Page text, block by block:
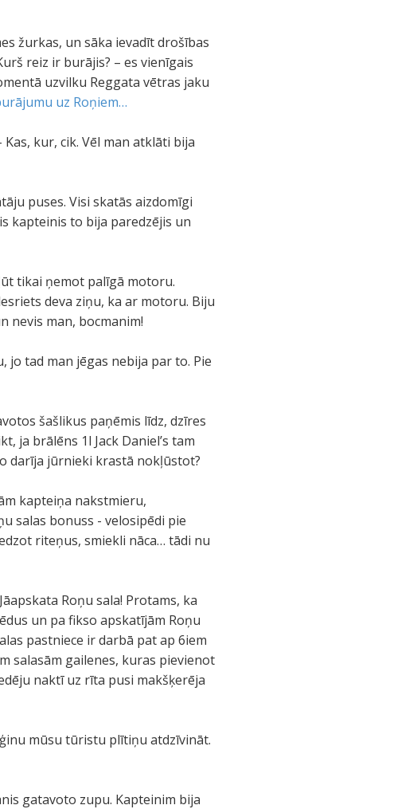
žurkas, un sāka ievadīt drošības
reiz ir burājis? – es vienīgais
uzvilku Reggata vētras jaku
uz Roņiem…
kur, cik. Vēl man atklāti bija
puses. Visi skatās aizdomīgi
kapteinis to bija paredzējis un
tikai ņemot palīgā motoru.
deva ziņu, ka ar motoru. Biju
nevis man, bocmanim!
jo tad man jēgas nebija par to. Pie
šašlikus paņēmis līdz, dzīres
ja brālēns 1l Jack Daniel’s tam
darīja jūrnieki krastā nokļūstot?
kapteiņa nakstmieru,
salas bonuss - velosipēdi pie
riteņus, smiekli nāca… tādi nu
Roņu sala! Protams, ka
un pa fikso apskatījām Roņu
pastniece ir darbā pat ap 6iem
salasām gailenes, kuras pievienot
naktī uz rīta pusi makšķerēja
mūsu tūristu plītiņu atdzīvināt.
gatavoto zupu. Kapteinim bija